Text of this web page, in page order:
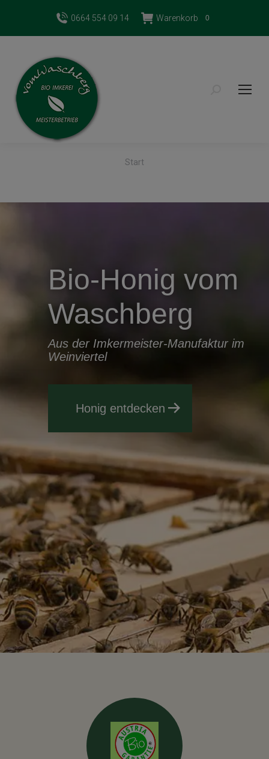
0664 554 09 14 Warenkorb 0
Search:
Start
Bio-Honig vom
Waschberg
Aus der Imkermeister-Manufaktur im
Weinviertel
Honig entdecken